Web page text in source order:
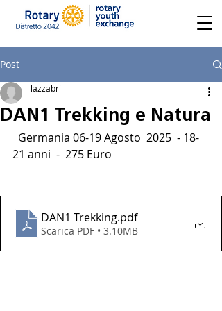
Post
DAN1 Trekking e Natura
lazzabri
21 anni  -  275 Euro
DAN1 Trekking.pdf
Scarica PDF • 3.10MB